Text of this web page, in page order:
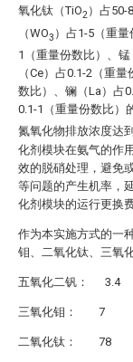
氧化钛（TiO2）占50-
（WO3 ）占1-5（重
1（重量份数比）、
（Ce）占0.1-2（重
数比）、镧（La）占
0.1-1（重量份数比）
氮氧化物排放浓度达
化剂模块在氨气的作
效的脱硝处理，避免
等问题的产生机率，
化剂模块的运行更换
作为本实施方式的一
钼、二氧化钛、三氧
五氧化二钒： 3.4
三氧化钼： 7
二氧化钛： 78